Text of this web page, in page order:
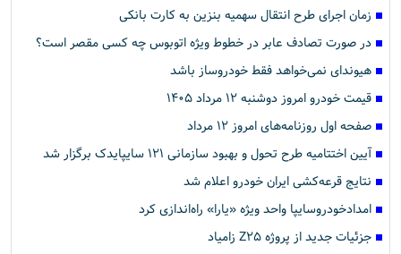
زمان اجرای طرح انتقال سهمیه بنزین به کارت بانکی
در صورت تصادف عابر در خطوط ویژه اتوبوس چه کسی مقصر است؟
هیوندای نمی‌خواهد فقط خودروساز باشد
قیمت خودرو امروز دوشنبه ۱۲ مرداد ۱۴۰۵
صفحه اول روزنامه‌های امروز ۱۲ مرداد
آیین اختتامیه طرح تحول و بهبود سازمانی ۱۲۱ سایپایدک برگزار شد
نتایج قرعه‌کشی ایران خودرو اعلام شد
امدادخودروسایپا واحد ویژه «یارا» راه‌اندازی کرد
جزئیات جدید از پروژه Z۲۵ زامیاد